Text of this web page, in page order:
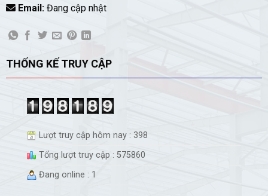
Email:Đang cập nhật
THỐNG KẾ TRUY CẬP
Lượt truy cập hôm nay : 398
Tổng lượt truy cập : 575860
Đang online : 1